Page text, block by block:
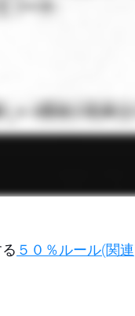
５０％ルール(関連